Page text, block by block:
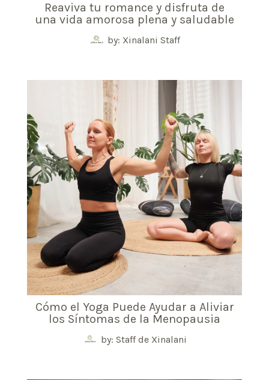
Reaviva tu romance y disfruta de
una vida amorosa plena y saludable
by: Xinalani Staff
Cómo el Yoga Puede Ayudar a Aliviar
los Síntomas de la Menopausia
by: Staff de Xinalani